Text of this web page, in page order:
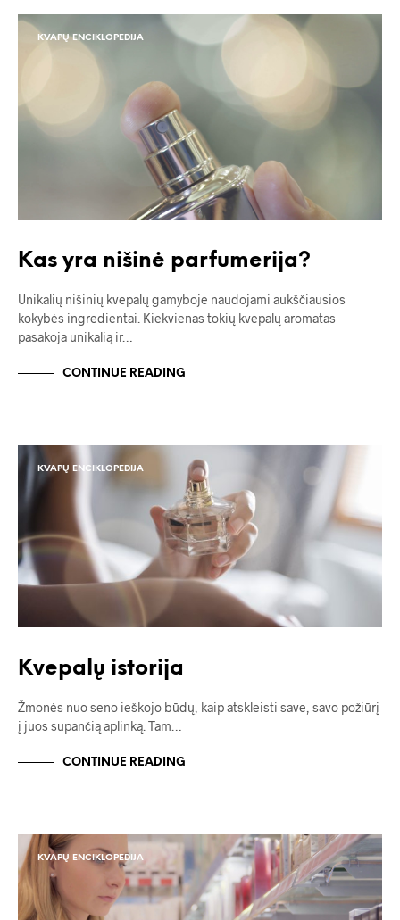
KVAPŲ ENCIKLOPEDIJA
Kas yra nišinė parfumerija?
Unikalių nišinių kvepalų gamyboje naudojami aukščiausios
kokybės ingredientai. Kiekvienas tokių kvepalų aromatas
pasakoja unikalią ir…
CONTINUE READING
KVAPŲ ENCIKLOPEDIJA
Kvepalų istorija
Žmonės nuo seno ieškojo būdų, kaip atskleisti save, savo požiūrį
į juos supančią aplinką. Tam…
CONTINUE READING
KVAPŲ ENCIKLOPEDIJA